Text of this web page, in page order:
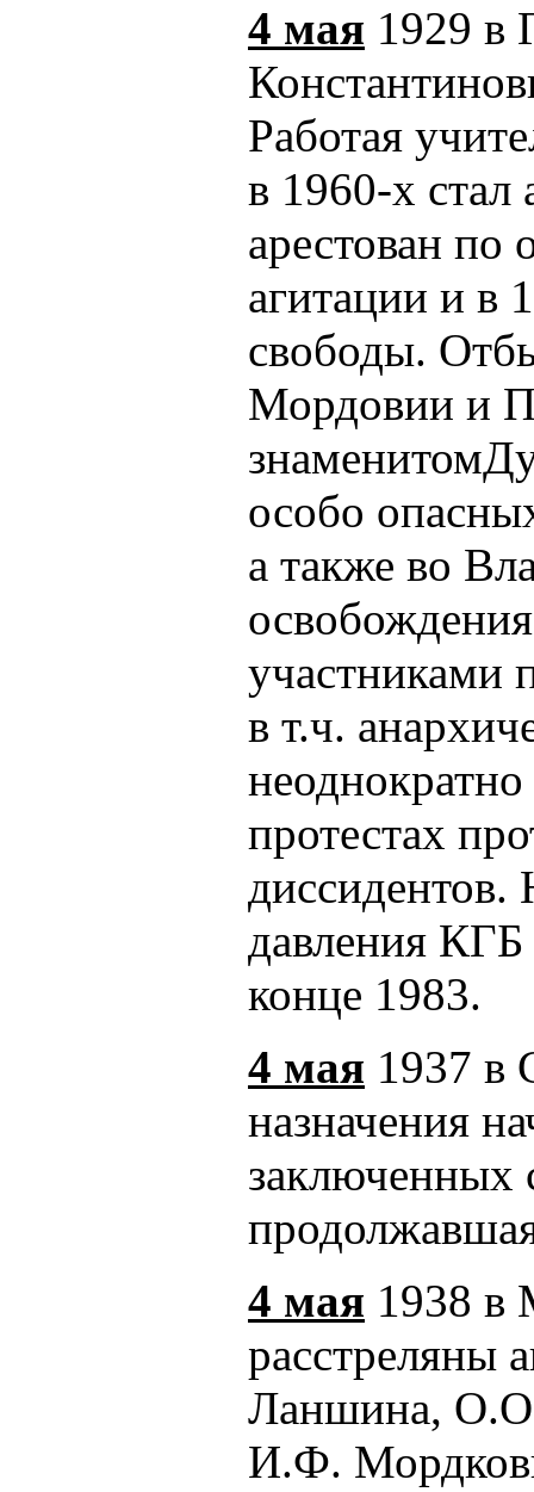
4 мая 1929 в
Работая
в 1960-х
арестован по
агитации и в
свободы.
Мордовии и
особо
а также во
участниками
в т.ч.
неоднократно
протестах
диссидентов.
давления
конце 1983.
4 мая 1937 в
назначения
заключенных
4 мая 1938 в
расстреляны
Ланшина, О.О.
И.Ф.